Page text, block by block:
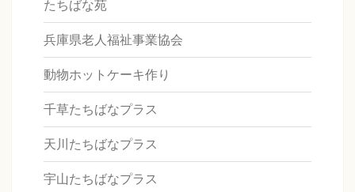
たちばな苑
兵庫県老人福祉事業協会
動物ホットケーキ作り
千草たちばなプラス
天川たちばなプラス
宇山たちばなプラス